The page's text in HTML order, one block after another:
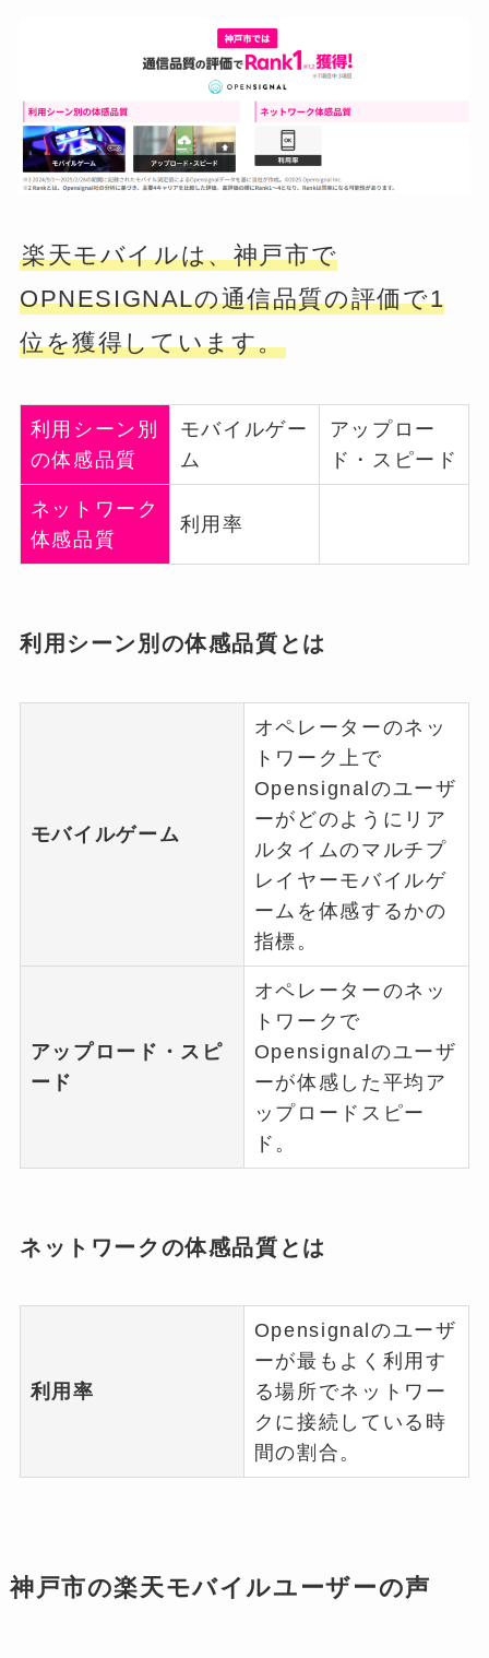
楽天モバイルは、神戸市で
OPNESIGNALの通信品質の評価で1
位を獲得しています。
利用シーン別
の体感品質
モバイルゲー
ム
アップロー
ド・スピード
ネットワーク
体感品質
利用率
利用シーン別の体感品質とは
モバイルゲーム
オペレーターのネッ
トワーク上で
Opensignalのユーザ
ーがどのようにリア
ルタイムのマルチプ
レイヤーモバイルゲ
ームを体感するかの
指標。
アップロード・スピ
ード
オペレーターのネッ
トワークで
Opensignalのユーザ
ーが体感した平均ア
ップロードスピー
ド。
ネットワークの体感品質とは
利用率
Opensignalのユーザ
ーが最もよく利用す
る場所でネットワー
クに接続している時
間の割合。
神戸市の楽天モバイルユーザーの声